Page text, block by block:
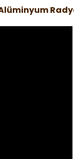
Alüminyum